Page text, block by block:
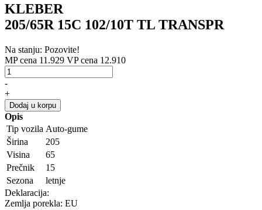
KLEBER
205/65R 15C 102/10T TL TRANSPR
Na stanju: Pozovite!
MP cena 11.929 VP cena 12.910
-
+
Dodaj u korpu
Opis
Tip vozila Auto-gume
Širina
205
Visina
65
Prečnik
15
Sezona
letnje
Deklaracija:
Zemlja porekla: EU